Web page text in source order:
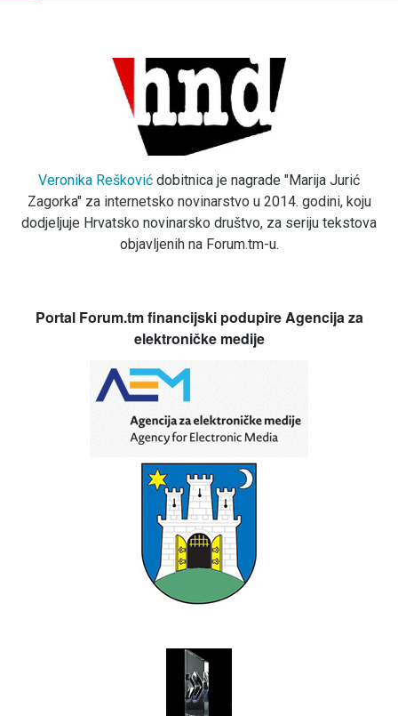
Veronika Rešković dobitnica je nagrade "Marija Jurić
Zagorka" za internetsko novinarstvo u 2014. godini, koju
dodjeljuje Hrvatsko novinarsko društvo, za seriju tekstova
objavljenih na Forum.tm-u.
Portal Forum.tm financijski podupire Agencija za
elektroničke medije